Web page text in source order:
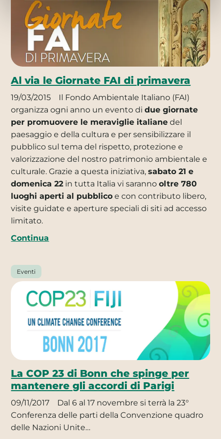
Al via le Giornate FAI di primavera
19/03/2015
Il Fondo Ambientale Italiano (FAI)
organizza ogni anno un evento didue giornate
per promuovere le meraviglie italiane del
paesaggio e della cultura e per sensibilizzare il
pubblico sul tema del rispetto, protezione e
valorizzazione del nostro patrimonio ambientale e
culturale. Grazie a questa iniziativa,sabato 21 e
domenica 22 in tutta Italia vi sarannooltre 780
luoghi aperti al pubblico e con contributo libero,
visite guidate e aperture speciali di siti ad accesso
limitato.
Continua
Eventi
La COP 23 di Bonn che spinge per
mantenere gli accordi di Parigi
09/11/2017
Dal 6 al 17 novembre si terrà la 23°
Conferenza delle parti della Convenzione quadro
delle Nazioni Unite…